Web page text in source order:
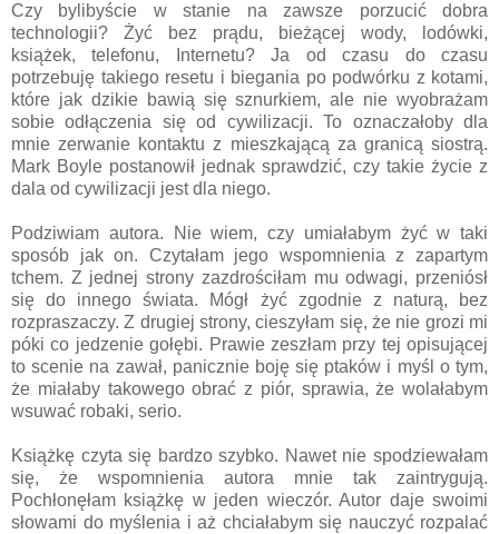
Czy bylibyście w stanie na zawsze porzucić dobra
technologii? Żyć bez prądu, bieżącej wody, lodówki,
książek, telefonu, Internetu? Ja od czasu do czasu
potrzebuję takiego resetu i biegania po podwórku z kotami,
które jak dzikie bawią się sznurkiem, ale nie wyobrażam
sobie odłączenia się od cywilizacji. To oznaczałoby dla
mnie zerwanie kontaktu z mieszkającą za granicą siostrą.
Mark Boyle postanowił jednak sprawdzić, czy takie życie z
dala od cywilizacji jest dla niego.
Podziwiam autora. Nie wiem, czy umiałabym żyć w taki
sposób jak on. Czytałam jego wspomnienia z zapartym
tchem. Z jednej strony zazdrościłam mu odwagi, przeniósł
się do innego świata. Mógł żyć zgodnie z naturą, bez
rozpraszaczy. Z drugiej strony, cieszyłam się, że nie grozi mi
póki co jedzenie gołębi. Prawie zeszłam przy tej opisującej
to scenie na zawał, panicznie boję się ptaków i myśl o tym,
że miałaby takowego obrać z piór, sprawia, że wolałabym
wsuwać robaki, serio.
Książkę czyta się bardzo szybko. Nawet nie spodziewałam
się, że wspomnienia autora mnie tak zaintrygują.
Pochłonęłam książkę w jeden wieczór. Autor daje swoimi
słowami do myślenia i aż chciałabym się nauczyć rozpalać